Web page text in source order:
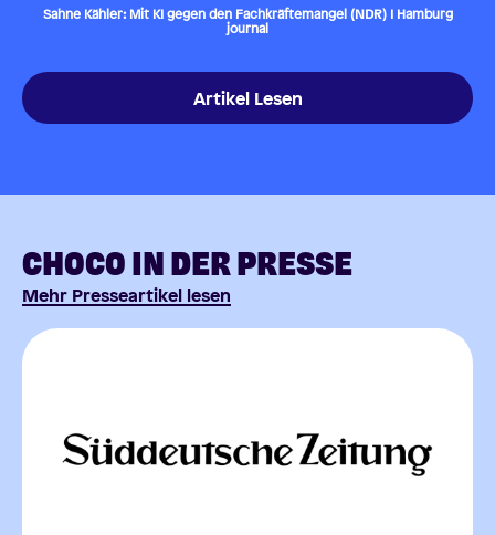
Sahne Kähler: Mit KI gegen den Fachkräftemangel (NDR) I Hamburg
journal
Artikel Lesen
CHOCO IN DER PRESSE
Mehr Presseartikel lesen